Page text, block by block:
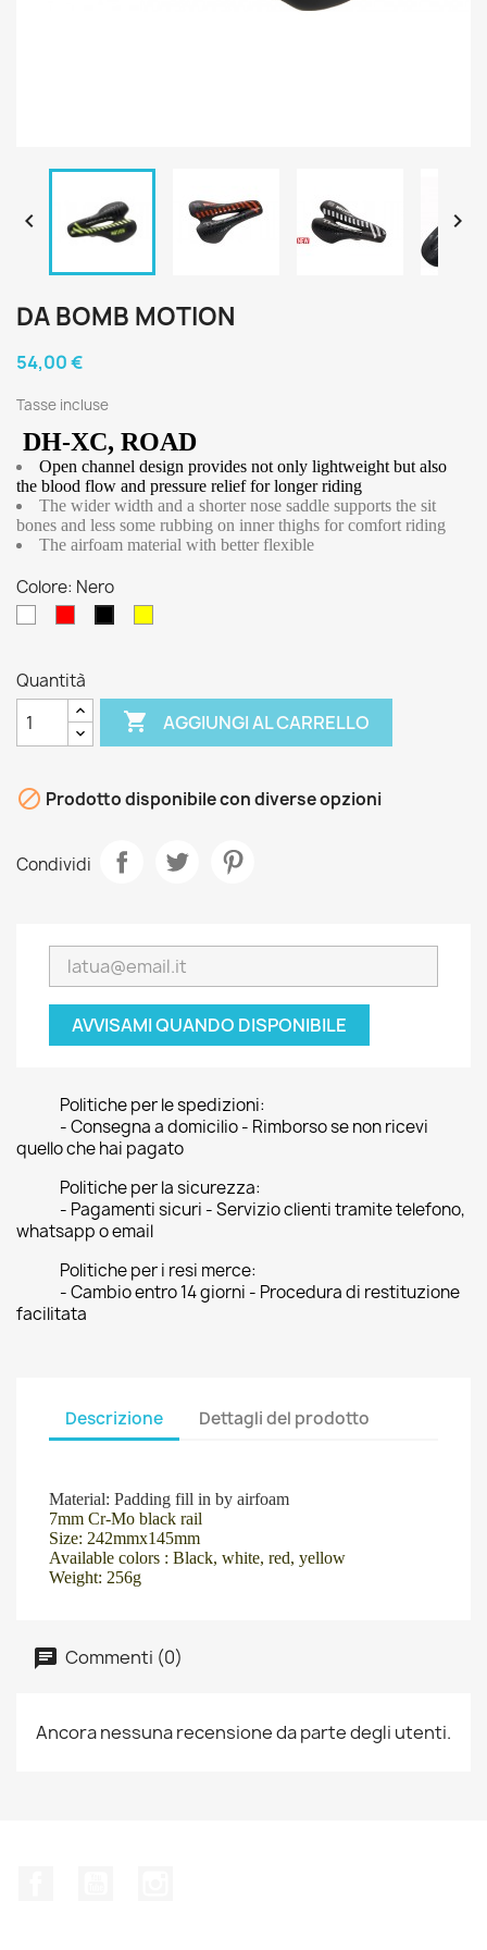
 
DA BOMB MOTION
54,00 €
Tasse incluse
DH-XC, ROAD
Open channel design provides not only lightweight but also
the blood flow and pressure relief for longer riding
The wider width and a shorter nose saddle supports the sit
bones and less some rubbing on inner thighs for comfort riding
The airfoam material with better flexible
Colore: Nero
Quantità
 AGGIUNGI AL CARRELLO
 Prodotto disponibile con diverse opzioni
Condividi
AVVISAMI QUANDO DISPONIBILE
Politiche per le spedizioni:
- Consegna a domicilio - Rimborso se non ricevi
quello che hai pagato
Politiche per la sicurezza:
- Pagamenti sicuri - Servizio clienti tramite telefono,
whatsapp o email
Politiche per i resi merce:
- Cambio entro 14 giorni - Procedura di restituzione
facilitata
Descrizione Dettagli del prodotto
Material: Padding fill in by airfoam
7mm Cr-Mo black rail
Size: 242mmx145mm
Available colors : Black, white, red, yellow
Weight: 256g
Commenti (0)
Ancora nessuna recensione da parte degli utenti.